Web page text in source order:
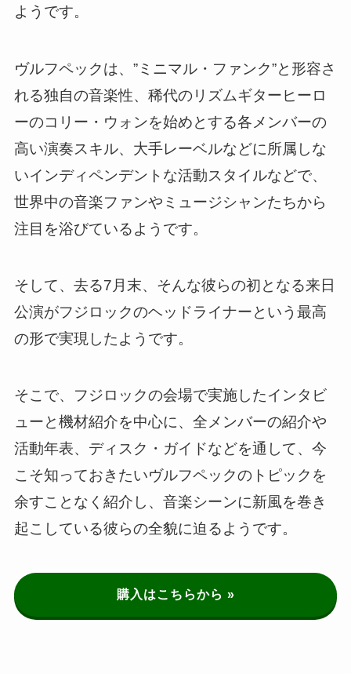
ようです。
ヴルフペックは、”ミニマル・ファンク”と形容さ
れる独自の音楽性、稀代のリズムギターヒーロ
ーのコリー・ウォンを始めとする各メンバーの
高い演奏スキル、大手レーベルなどに所属しな
いインディペンデントな活動スタイルなどで、
世界中の音楽ファンやミュージシャンたちから
注目を浴びているようです。
そして、去る7月末、そんな彼らの初となる来日
公演がフジロックのヘッドライナーという最高
の形で実現したようです。
そこで、フジロックの会場で実施したインタビ
ューと機材紹介を中心に、全メンバーの紹介や
活動年表、ディスク・ガイドなどを通して、今
こそ知っておきたいヴルフペックのトピックを
余すことなく紹介し、音楽シーンに新風を巻き
起こしている彼らの全貌に迫るようです。
購入はこちらから »